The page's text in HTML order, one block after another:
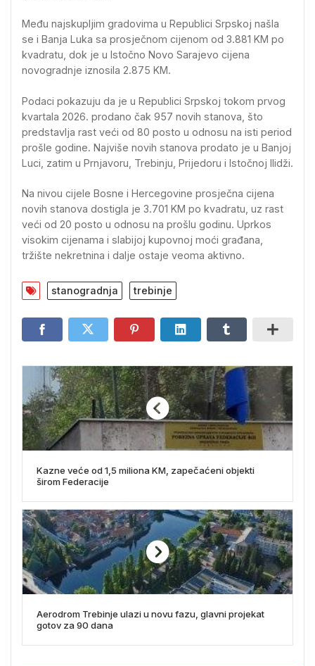
Među najskupljim gradovima u Republici Srpskoj našla
se i Banja Luka sa prosječnom cijenom od 3.881 KM po
kvadratu, dok je u Istočno Novo Sarajevo cijena
novogradnje iznosila 2.875 KM.
Podaci pokazuju da je u Republici Srpskoj tokom prvog
kvartala 2026. prodano čak 957 novih stanova, što
predstavlja rast veći od 80 posto u odnosu na isti period
prošle godine. Najviše novih stanova prodato je u Banjoj
Luci, zatim u Prnjavoru, Trebinju, Prijedoru i Istočnoj Ilidži.
Na nivou cijele Bosne i Hercegovine prosječna cijena
novih stanova dostigla je 3.701 KM po kvadratu, uz rast
veći od 20 posto u odnosu na prošlu godinu. Uprkos
visokim cijenama i slabijoj kupovnoj moći građana,
tržište nekretnina i dalje ostaje veoma aktivno.
stanogradnja trebinje
Kazne veće od 1,5 miliona KM, zapečaćeni objekti
širom Federacije
Aerodrom Trebinje ulazi u novu fazu, glavni projekat
gotov za 90 dana